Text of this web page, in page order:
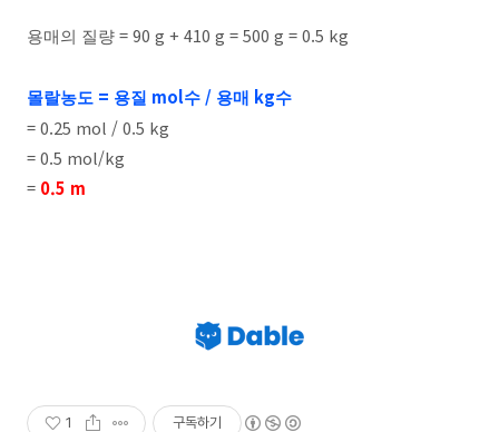
용매의 질량 = 90 g + 410 g = 500 g = 0.5 kg
몰랄농도 = 용질 mol수 / 용매 kg수
= 0.25 mol / 0.5 kg
= 0.5 mol/kg
= 0.5 m
1 구독하기